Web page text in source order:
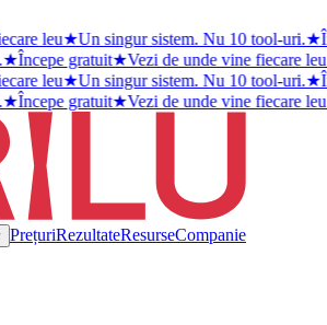
leu★Un singur sistem. Nu 10 tool-uri.★
Începe gratuit★Vezi de unde vine fiecare leu
leu★Un singur sistem. Nu 10 tool-uri.★
Începe gratuit★Vezi de unde vine fiecare leu
PrețuriRezultateResurseCompanie